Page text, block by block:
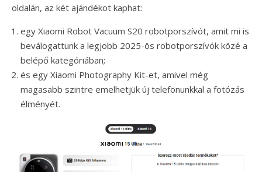
oldalán, az két ajándékot kaphat:
egy Xiaomi Robot Vacuum S20 robotporszívót, amit mi is
beválogattunk a legjobb 2025-ös robotporszívók közé a
belépő kategóriában;
és egy Xiaomi Photography Kit-et, amivel még
magasabb szintre emelhetjük új telefonunkkal a fotózás
élményét.